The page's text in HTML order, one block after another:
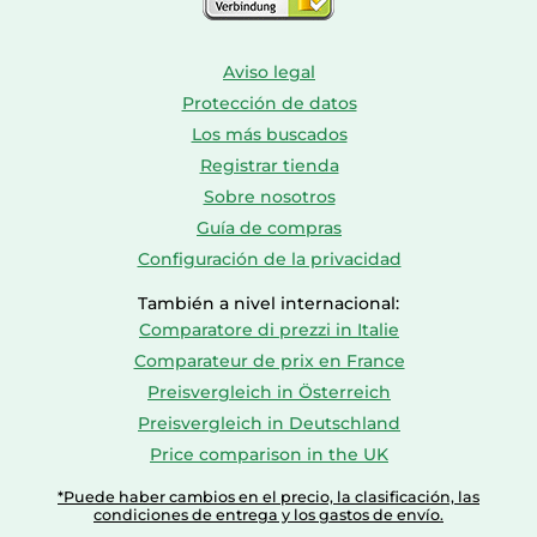
Aviso legal
Protección de datos
Los más buscados
Registrar tienda
Sobre nosotros
Guía de compras
Configuración de la privacidad
También a nivel internacional:
Comparatore di prezzi in Italie
Comparateur de prix en France
Preisvergleich in Österreich
Preisvergleich in Deutschland
Price comparison in the UK
*Puede haber cambios en el precio, la clasificación, las
condiciones de entrega y los gastos de envío.